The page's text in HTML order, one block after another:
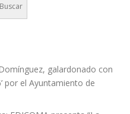
Buscar
galardonado con
por el Ayuntamiento de